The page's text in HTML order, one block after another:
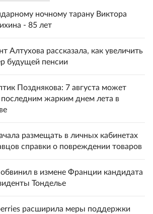
ночному тарану Виктора
- 85 лет
Алтухова рассказала, как увеличить
будущей пенсии
Позднякова: 7 августа может
последним жарким днем лета в
размещать в личных кабинетах
справки о повреждении товаров
в измене Франции кандидата
Тонделье
расширила меры поддержки